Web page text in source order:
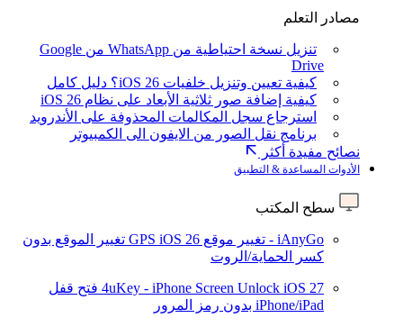
مصادر التعلم
تنزيل نسخة احتياطية من WhatsApp من Google
Drive
كيفية تعيين وتنزيل خلفيات iOS 26؟ دليل كامل
كيفية إضافة صور ثلاثية الأبعاد على نظام iOS 26
استرجاع سجل المكالمات المحذوفة على الأندرويد
برنامج نقل الصور من الايفون الى الكمبيوتر
نصائح مفيدة أكثر
الأدوات المساعدة & التطبيق
سطح المكتب
iAnyGo - تغيير موقع GPS iOS 26
تغيير الموقع بدون
كسر الحماية/الروت
4uKey - iPhone Screen Unlock iOS 27
فتح قفل
iPhone/iPad بدون رمز المرور